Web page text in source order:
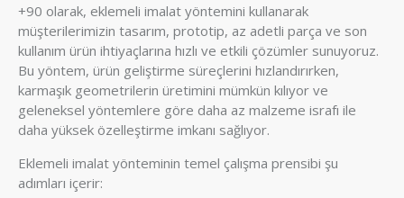
+90 olarak, eklemeli imalat yöntemini kullanarak
müşterilerimizin tasarım, prototip, az adetli parça ve son
kullanım ürün ihtiyaçlarına hızlı ve etkili çözümler sunuyoruz.
Bu yöntem, ürün geliştirme süreçlerini hızlandırırken,
karmaşık geometrilerin üretimini mümkün kılıyor ve
geleneksel yöntemlere göre daha az malzeme israfı ile
daha yüksek özelleştirme imkanı sağlıyor.
Eklemeli imalat yönteminin temel çalışma prensibi şu
adımları içerir: